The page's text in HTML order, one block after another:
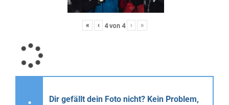
« ‹ 4von 4 › »
Dir gefällt dein Foto nicht? Kein Problem,